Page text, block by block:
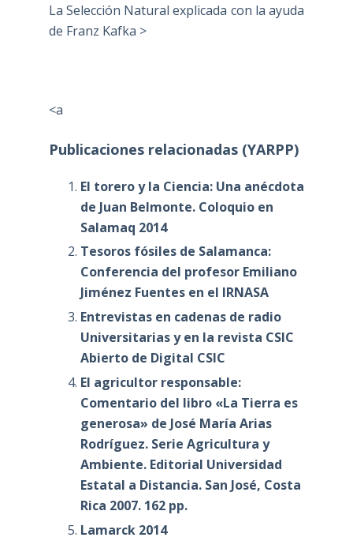
La Selección Natural explicada con la ayuda
de Franz Kafka >
<a
Publicaciones relacionadas (YARPP)
El torero y la Ciencia: Una anécdota
de Juan Belmonte. Coloquio en
Salamaq 2014
Tesoros fósiles de Salamanca:
Conferencia del profesor Emiliano
Jiménez Fuentes en el IRNASA
Entrevistas en cadenas de radio
Universitarias y en la revista CSIC
Abierto de Digital CSIC
El agricultor responsable:
Comentario del libro «La Tierra es
generosa» de José María Arias
Rodríguez. Serie Agricultura y
Ambiente. Editorial Universidad
Estatal a Distancia. San José, Costa
Rica 2007. 162 pp.
Lamarck 2014